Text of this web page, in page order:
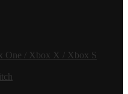
One / Xbox X / Xbox S